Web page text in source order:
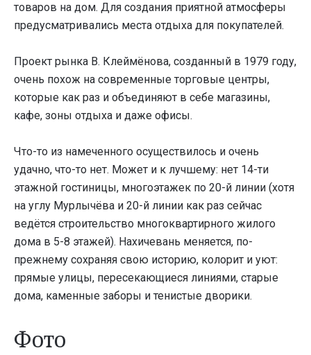
товаров на дом. Для создания приятной атмосферы
предусматривались места отдыха для покупателей.
Проект рынка В. Клеймёнова, созданный в 1979 году,
очень похож на современные торговые центры,
которые как раз и объединяют в себе магазины,
кафе, зоны отдыха и даже офисы.
Что-то из намеченного осуществилось и очень
удачно, что-то нет. Может и к лучшему: нет 14-ти
этажной гостиницы, многоэтажек по 20-й линии (хотя
на углу Мурлычёва и 20-й линии как раз сейчас
ведётся строительство многоквартирного жилого
дома в 5-8 этажей). Нахичевань меняется, по-
прежнему сохраняя свою историю, колорит и уют:
прямые улицы, пересекающиеся линиями, старые
дома, каменные заборы и тенистые дворики.
Фото